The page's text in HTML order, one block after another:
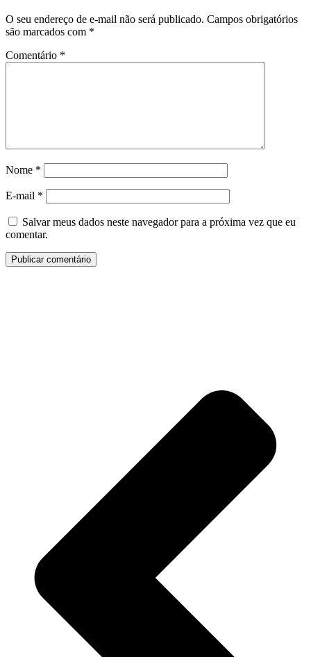
O seu endereço de e-mail não será publicado. Campos obrigatórios
são marcados com *
Comentário *
Nome *
E-mail *
Salvar meus dados neste navegador para a próxima vez que eu
comentar.